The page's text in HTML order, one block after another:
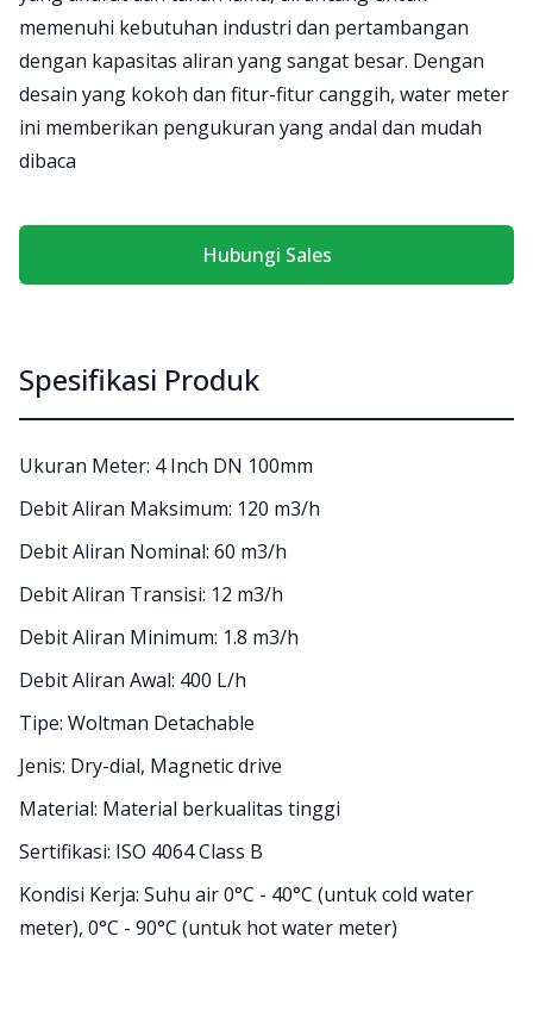
memenuhi kebutuhan industri dan pertambangan
dengan kapasitas aliran yang sangat besar. Dengan
desain yang kokoh dan fitur-fitur canggih, water meter
ini memberikan pengukuran yang andal dan mudah
dibaca
Hubungi Sales
Spesifikasi Produk
Ukuran Meter: 4 Inch DN 100mm
Debit Aliran Maksimum: 120 m3/h
Debit Aliran Nominal: 60 m3/h
Debit Aliran Transisi: 12 m3/h
Debit Aliran Minimum: 1.8 m3/h
Debit Aliran Awal: 400 L/h
Tipe: Woltman Detachable
Jenis: Dry-dial, Magnetic drive
Material: Material berkualitas tinggi
Sertifikasi: ISO 4064 Class B
Kondisi Kerja: Suhu air 0°C - 40°C (untuk cold water
meter), 0°C - 90°C (untuk hot water meter)